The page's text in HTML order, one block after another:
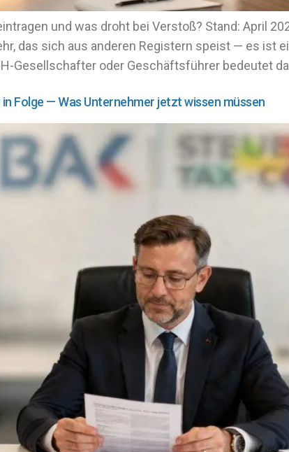
und was droht bei Verstoß? Stand: April
das sich aus anderen Registern speist — es ist
Gesellschafter oder Geschäftsführer bedeutet
Folge — Was Unternehmer jetzt wissen müssen